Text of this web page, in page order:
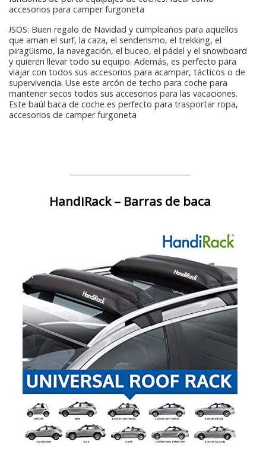
accesorios para camper furgoneta
USOS: Buen regalo de Navidad y cumpleaños para aquellos
que aman el surf, la caza, el senderismo, el trekking, el
piragüismo, la navegación, el buceo, el pádel y el snowboard
y quieren llevar todo su equipo. Además, es perfecto para
viajar con todos sus accesorios para acampar, tácticos o de
supervivencia. Use este arcón de techo para coche para
mantener secos todos sus accesorios para las vacaciones.
Este baúl baca de coche es perfecto para trasportar ropa,
accesorios de camper furgoneta
HandiRack – Barras de baca